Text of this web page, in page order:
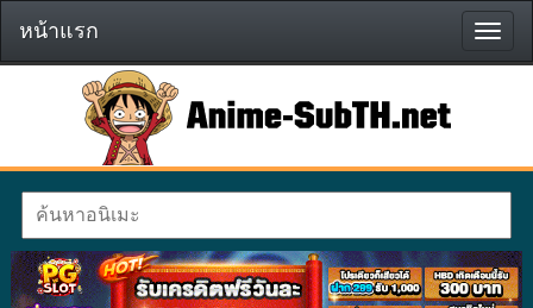
หน้า
แรก
หน้าแรก